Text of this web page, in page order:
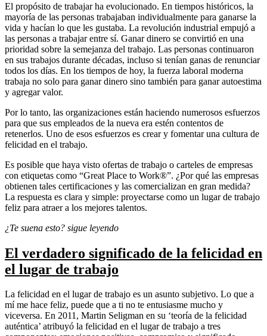
El propósito de trabajar ha evolucionado. En tiempos históricos, la
mayoría de las personas trabajaban individualmente para ganarse la
vida y hacían lo que les gustaba. La revolución industrial empujó a
las personas a trabajar entre sí. Ganar dinero se convirtió en una
prioridad sobre la semejanza del trabajo. Las personas continuaron
en sus trabajos durante décadas, incluso si tenían ganas de renunciar
todos los días. En los tiempos de hoy, la fuerza laboral moderna
trabaja no solo para ganar dinero sino también para ganar autoestima
y agregar valor.
Por lo tanto, las organizaciones están haciendo numerosos esfuerzos
para que sus empleados de la nueva era estén contentos de
retenerlos. Uno de esos esfuerzos es crear y fomentar una cultura de
felicidad en el trabajo.
Es posible que haya visto ofertas de trabajo o carteles de empresas
con etiquetas como “Great Place to Work®”. ¿Por qué las empresas
obtienen tales certificaciones y las comercializan en gran medida?
La respuesta es clara y simple: proyectarse como un lugar de trabajo
feliz para atraer a los mejores talentos.
¿Te suena esto? sigue leyendo
El verdadero significado de la felicidad en
el lugar de trabajo
La felicidad en el lugar de trabajo es un asunto subjetivo. Lo que a
mí me hace feliz, puede que a ti no te entusiasme mucho y
viceversa. En 2011, Martin Seligman en su ‘teoría de la felicidad
auténtica’ atribuyó la felicidad en el lugar de trabajo a tres